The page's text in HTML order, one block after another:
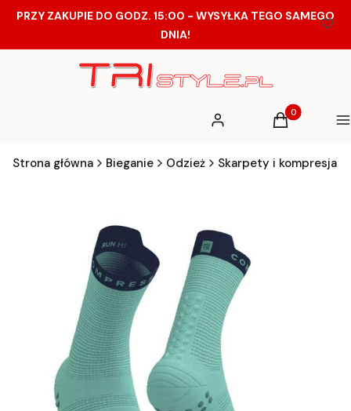
PRZY ZAKUPIE DO GODZ. 15:00 - WYSYŁKA TEGO SAMEGO
DNIA!
Zaloguj się Produkty w
Koszyk
Strona główna Bieganie Odzież Skarpety i kompresja